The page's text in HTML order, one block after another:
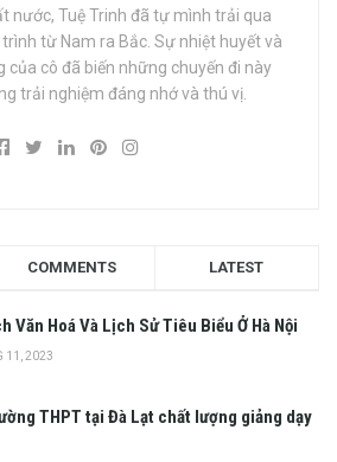
nước, Tuệ Trinh đã tự mình trải qua
từ Nam ra Bắc. Sự nhiệt huyết và
của cô đã biến những chuyến đi này
trải nghiệm đáng nhớ và thú vị.
COMMENTS LATEST
Văn Hoá Và Lịch Sử Tiêu Biểu Ở Hà Nội
11, 2023
THPT tại Đà Lạt chất lượng giảng dạy